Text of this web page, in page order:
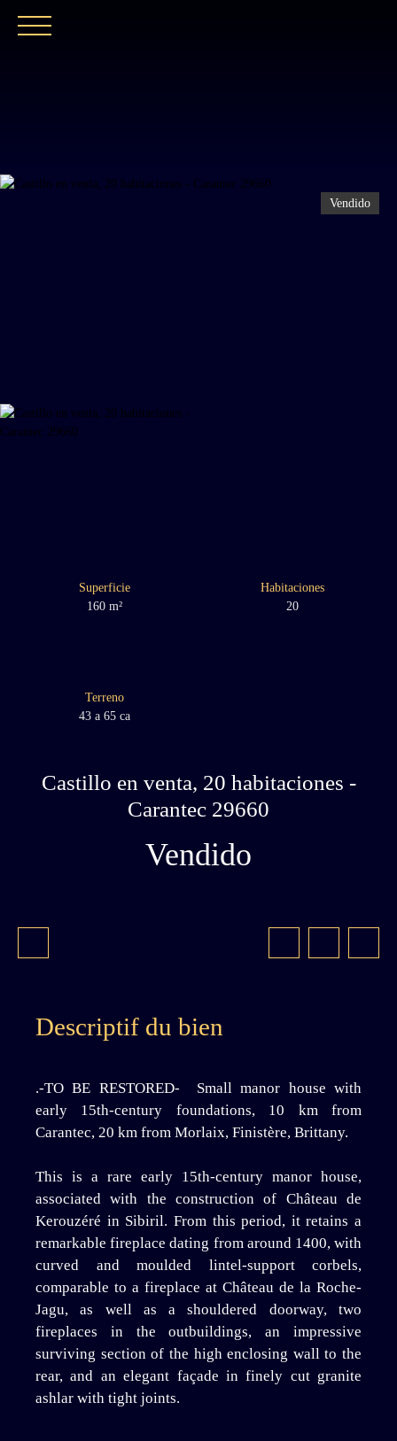
Vendido
Superficie
160m²
Habitaciones
20
Terreno
43 a 65 ca
Castillo en venta, 20 habitaciones -
Carantec 29660
Vendido
Descriptif du bien
.-TO BE RESTORED- Small manor house with
early 15th-century foundations, 10 km from
Carantec, 20 km from Morlaix, Finistère, Brittany.
This is a rare early 15th-century manor house,
associated with the construction of Château de
Kerouzéré in Sibiril. From this period, it retains a
remarkable fireplace dating from around 1400, with
curved and moulded lintel-support corbels,
comparable to a fireplace at Château de la Roche-
Jagu, as well as a shouldered doorway, two
fireplaces in the outbuildings, an impressive
surviving section of the high enclosing wall to the
rear, and an elegant façade in finely cut granite
ashlar with tight joints.